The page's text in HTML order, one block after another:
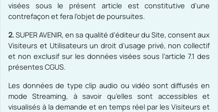
visées sous le présent article est constitutive d'une
contrefaçon et fera l’objet de poursuites.
2. SUPER AVENIR, en sa qualité d'éditeur du Site, consent aux
Visiteurs et Utilisateurs un droit d'usage privé, non collectif
et non exclusif sur les données visées sous l’article 7.1 des
présentes CGUS.
Les données de type clip audio ou vidéo sont diffusés en
mode Streaming, à savoir qu’elles sont accessibles et
visualisés à la demande et en temps réel par les Visiteurs et